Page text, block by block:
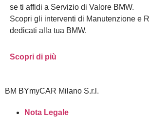
se ti affidi a Servizio di Valore BMW.
Scopri gli interventi di Manutenzione e
dedicati alla tua BMW.
Scopri di più
BM BYmyCAR Milano S.r.l.
Nota Legale